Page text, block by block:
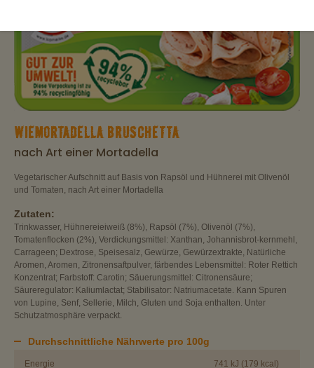
WIEMORTADELLA BRUSCHETTA
nach Art einer Mortadella
Vegetarischer Aufschnitt auf Basis von Rapsöl und Hühnerei mit Olivenöl
und Tomaten, nach Art einer Mortadella
Zutaten:
Trinkwasser, Hühnereieiweiß (8%), Rapsöl (7%), Olivenöl (7%),
Tomatenflocken (2%), Verdickungsmittel: Xanthan, Johannisbrot-kernmehl,
Carrageen; Dextrose, Speisesalz, Gewürze, Gewürzextrakte, Natürliche
Aromen, Aromen, Zitronensaftpulver, färbendes Lebensmittel: Roter Rettich
Konzentrat; Farbstoff: Carotin; Säuerungsmittel: Citronensäure;
Säureregulator: Kaliumlactat; Stabilisator: Natriumacetate. Kann Spuren
von Lupine, Senf, Sellerie, Milch, Gluten und Soja enthalten. Unter
Schutzatmosphäre verpackt.
Durchschnittliche Nährwerte pro 100g
Energie 741 kJ (179 kcal)